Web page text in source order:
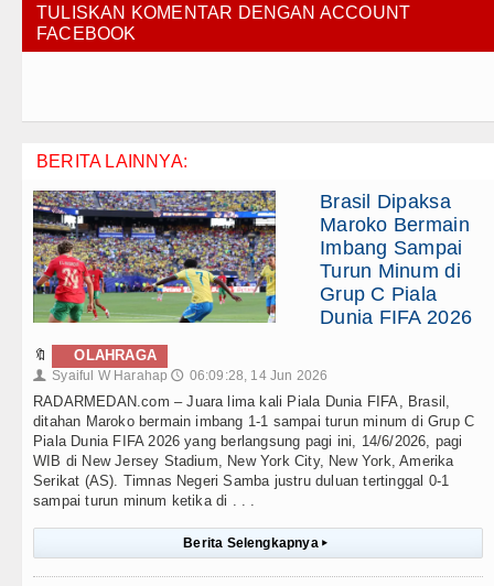
TULISKAN KOMENTAR DENGAN ACCOUNT
FACEBOOK
BERITA LAINNYA:
Brasil Dipaksa
Maroko Bermain
Imbang Sampai
Turun Minum di
Grup C Piala
Dunia FIFA 2026
🔖 OLAHRAGA
👤 Syaiful W Harahap 🕔 06:09:28, 14 Jun 2026
RADARMEDAN.com – Juara lima kali Piala Dunia FIFA, Brasil,
ditahan Maroko bermain imbang 1-1 sampai turun minum di Grup C
Piala Dunia FIFA 2026 yang berlangsung pagi ini, 14/6/2026, pagi
WIB di New Jersey Stadium, New York City, New York, Amerika
Serikat (AS). Timnas Negeri Samba justru duluan tertinggal 0-1
sampai turun minum ketika di . . .
Berita Selengkapnya ▸